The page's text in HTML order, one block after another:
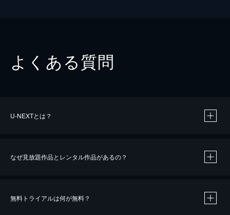
よくある質問
U-NEXTとは？
なぜ見放題作品とレンタル作品があるの？
無料トライアルは何が無料？